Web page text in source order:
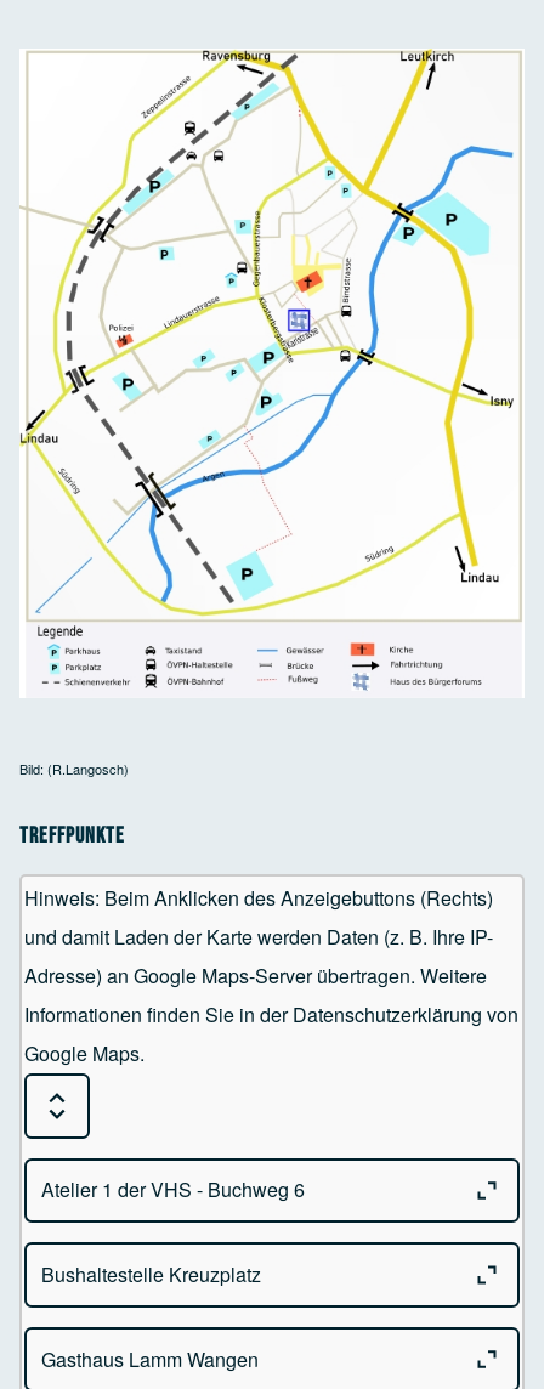
Bild: (R.Langosch)
Treffpunkte
Hinweis: Beim Anklicken des Anzeigebuttons (Rechts)
und damit Laden der Karte werden Daten (z. B. Ihre IP-
Adresse) an Google Maps-Server übertragen. Weitere
Informationen finden Sie in der Datenschutzerklärung von
Google Maps.
Expand or Collapse all sections
Atelier 1 der VHS - Buchweg 6 Close
Atelier 1 der VHS
Bushaltestelle Kreuzplatz Close
Kreuzplatz - 88239 Wangen im Allgäu
Gasthaus Lamm Wangen Close